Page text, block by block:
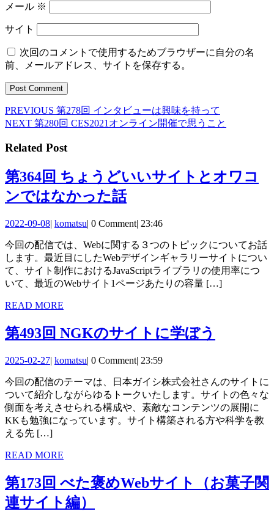
メール ※
サイト
次回のコメントで使用するためブラウザーに自分の名
前、メールアドレス、サイトを保存する。
投
稿
ナ
ビ
ゲ
シ
ョ
ン
PREVIOUS Previous
post:
第278回 インタビューは興味を持って
NEXT Next
第280回 CES2021オンライン開催で思うこと
Related Post
第364回 ちょうどいいサイトとオワコ
ンではなかった話第
回
ち
ょ
う
い
サ
イ
ト
と
コ
2022-09-082022-
08
| komatsukomatsu
| 0 Comment| 23:46
今回の配信では、Webに関する３つのトピックについてお話
します。最近目にしたWebデザインギャラリーサイトについ
て、サイト制作におけるJavaScriptライブラリの使用率につ
いて、最近のWebサイト1ページあたりの容量 […]
READ MORE
第493回 NGKのサイトに学ぼう
NGK
の
サ
に
2025-02-272025-
27
| komatsukomatsu
| 0 Comment| 23:59
今回の配信のテーマは、日本ガイシ株式会社さんのサイトに
ついて紹介しながらゆるトークいたします。サイトの色々な
側面を考えさせられる構成や、素敵なコンテンツの展開に
KKも勉強になっています。サイト構築される方や科学を教
える先 […]
READ MORE
第173回 べた褒めWebサイト（お菓子関
連サイト編）